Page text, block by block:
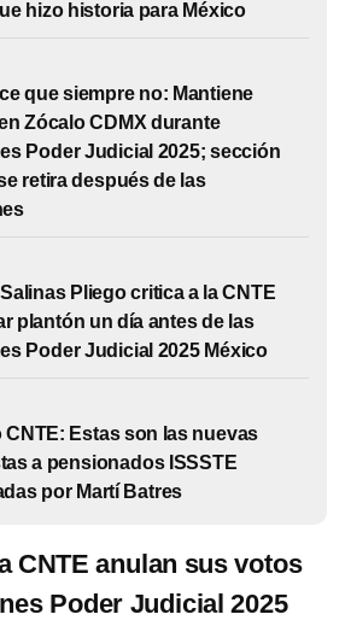
hizo historia para México
que siempre no: Mantiene
Zócalo CDMX durante
Poder Judicial 2025; sección
retira después de las
Pliego critica a la CNTE
plantón un día antes de las
Poder Judicial 2025 México
CNTE: Estas son las nuevas
a pensionados ISSSTE
por Martí Batres
CNTE anulan sus votos
Poder Judicial 2025